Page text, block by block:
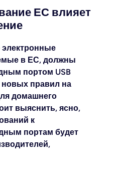
ЕС влияет
электронные
в ЕС, должны
портом USB
новых правил на
домашнего
выяснить, ясно,
к
портам будет